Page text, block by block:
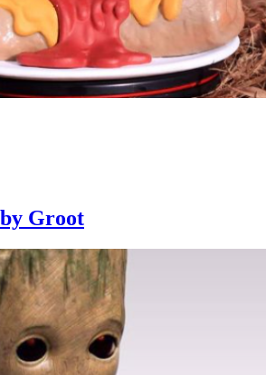
Groot